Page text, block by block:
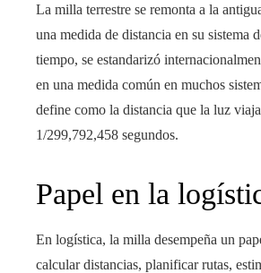
La milla terrestre se remonta a la
una medida de distancia en su sistema
tiempo, se estandarizó
en una medida común en muchos
define como la distancia que la luz
1/299,792,458 segundos.
Papel en la
En logística, la milla desempeña un
calcular distancias, planificar rutas,